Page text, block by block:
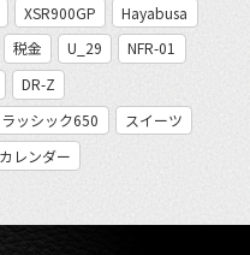
XSR900GP
Hayabusa
税金 U_29
NFR-01
DR-Z
ッシック650
スイーツ
カレンダー